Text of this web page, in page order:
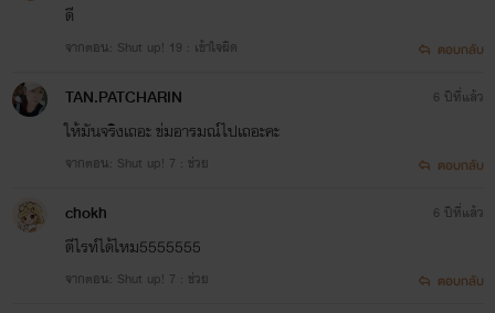
วันที่ 5 มีนาคม 2561
ดี
จากตอน: Shut up! 19 : เข้าใจผิด ตอบกลับ
TAN.PATCHARIN
ให้มันจริงเถอะ ข่มอารมณ์ไปเถอะคะ
จากตอน: Shut up! 7 : ช่วย
6 ปีที่แล้ว
ตอบกลับ
chokh
ตีไรท์ได้ไหม5555555
จากตอน: Shut up! 7 : ช่วย
6 ปีที่แล้ว
ตอบกลับ